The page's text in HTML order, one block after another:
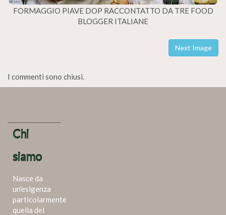
FORMAGGIO PIAVE DOP RACCONTATTO DA TRE FOOD
BLOGGER ITALIANE
Next Image
I commenti sono chiusi.
Chi
siamo
Nasce da
un'esigenza
particolarmente
quella del